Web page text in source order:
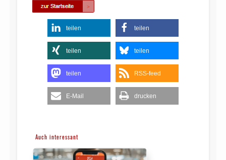
teilen teilen
teilen teilen
teilen RSS-feed
E-Mail drucken
Auch interessant